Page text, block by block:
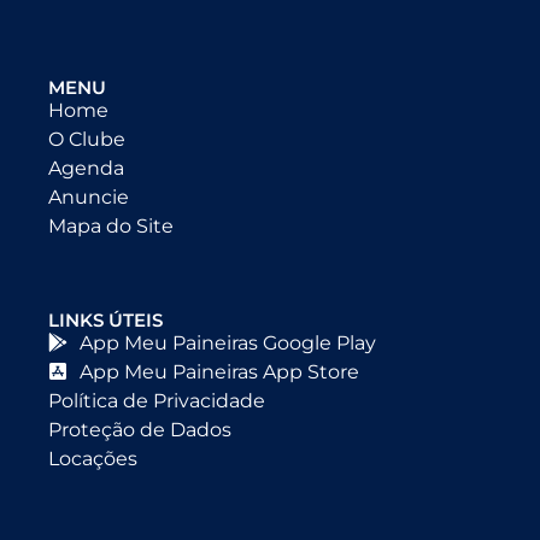
MENU
Home
O Clube
Agenda
Anuncie
Mapa do Site
LINKS ÚTEIS
App Meu Paineiras Google Play
App Meu Paineiras App Store
Política de Privacidade
Proteção de Dados
Locações